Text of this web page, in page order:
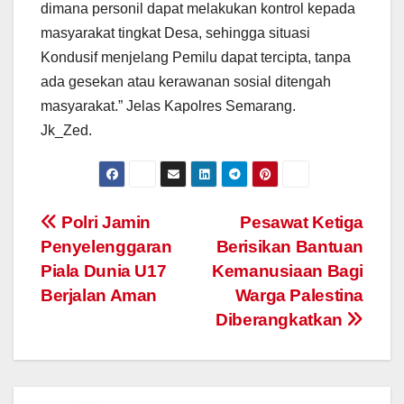
dimana personil dapat melakukan kontrol kepada
masyarakat tingkat Desa, sehingga situasi
Kondusif menjelang Pemilu dapat tercipta, tanpa
ada gesekan atau kerawanan sosial ditengah
masyarakat.” Jelas Kapolres Semarang.
Jk_Zed.
Post
navigation
Pesawat Ketiga
Berisikan Bantuan
Kemanusiaan Bagi
Warga Palestina
Diberangkatkan
Polri Jamin
Penyelenggaran
Piala Dunia U17
Berjalan Aman